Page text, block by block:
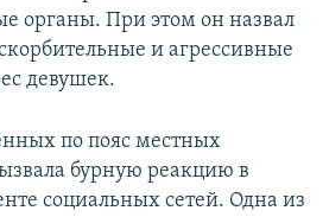
органы. При этом он назвал
и агрессивные
девушек.
по пояс местных
бурную реакцию в
социальных сетей. Одна из